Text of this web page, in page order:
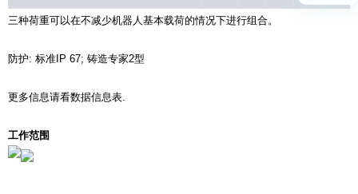
三种荷重可以在不减少机器人基本载荷的情况下进行组合。
防护: 标准IP 67; 铸造专家2型
更多信息请看数据信息表.
工作范围